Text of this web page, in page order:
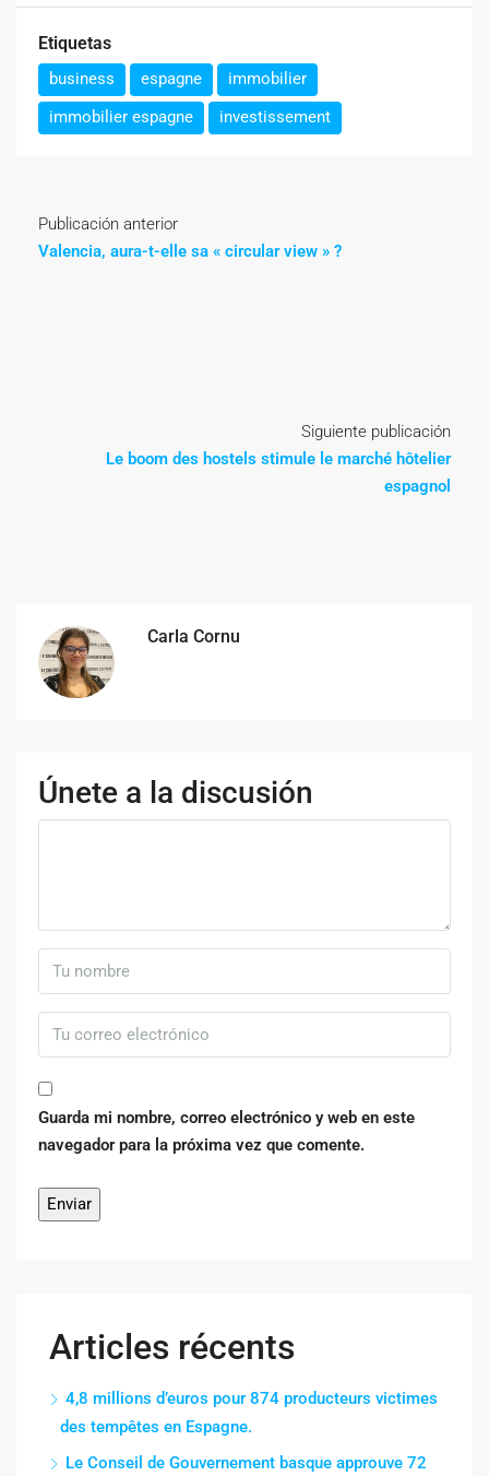
Etiquetas
business espagne
immobilier
immobilier espagne
investissement
Publicación anterior
Valencia, aura-t-elle sa « circular view » ?
Siguiente publicación
Le boom des hostels stimule le marché hôtelier
espagnol
Carla Cornu
Únete a la discusión
Guarda mi nombre, correo electrónico y web en este
navegador para la próxima vez que comente.
Articles récents
4,8 millions d’euros pour 874 producteurs victimes
des tempêtes en Espagne.
Le Conseil de Gouvernement basque approuve 72